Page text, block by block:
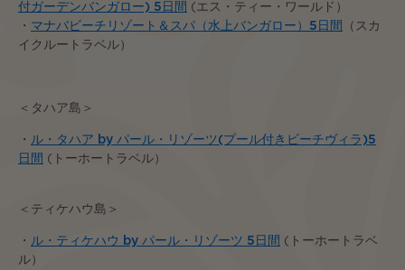
付ガーデンバンガロー) 5日間 (エス・ティー・ワールド）
・ マナバビーチリゾート＆スパ（水上バンガロー）5日間
（スカ
イクルートラベル）
＜タハア島＞
・
ル・タハア by パール・リゾーツ(プール付きビーチヴィラ)5
日間 (トーホートラベル）
＜ティケハウ島＞
・ ル・ティケハウ by パール・リゾーツ 5日間 (トーホートラベ
ル）